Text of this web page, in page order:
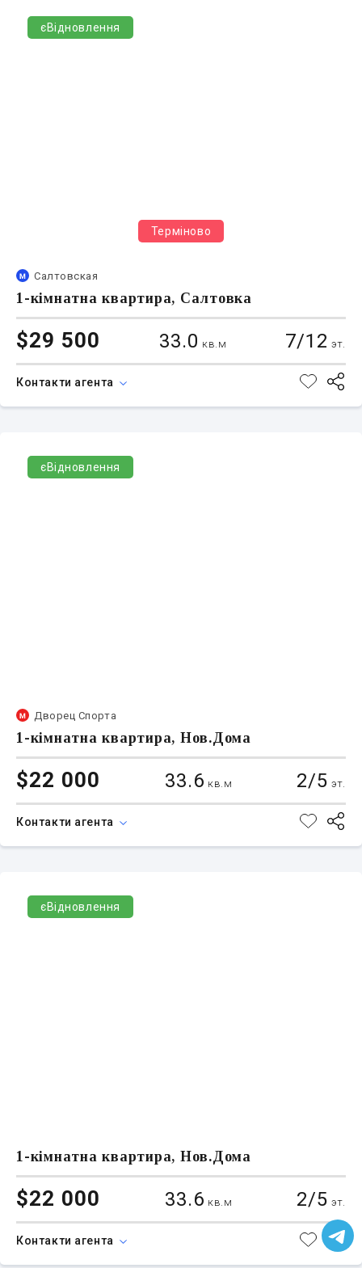
єВідновлення
Терміново
Салтовская
1-кімнатна квартира, Салтовка
$29 500 33.0 кв.м 7/12 эт.
Контакти агента
єВідновлення
Дворец Спорта
1-кімнатна квартира, Нов.Дома
$22 000 33.6 кв.м 2/5 эт.
Контакти агента
єВідновлення
1-кімнатна квартира, Нов.Дома
$22 000 33.6 кв.м 2/5 эт.
Контакти агента